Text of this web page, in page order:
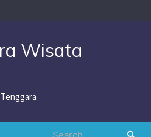
Wisata
Search